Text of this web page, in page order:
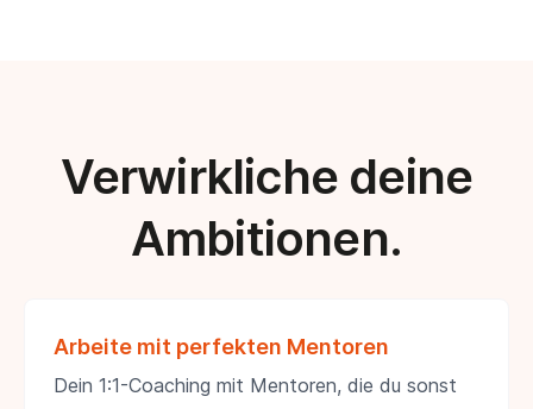
Verwirkliche deine
Ambitionen.
Arbeite mit perfekten Mentoren
Dein 1:1-Coaching mit Mentoren, die du sonst